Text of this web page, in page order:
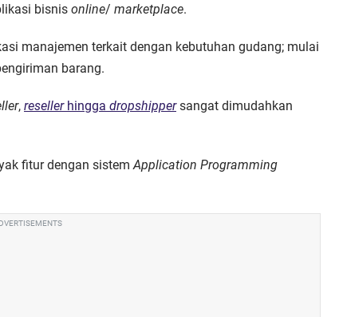
bisnis online/ marketplace.
manajemen terkait dengan kebutuhan gudang; mulai
barang.
, resellerhingga dropshippersangat dimudahkan
fitur dengan sistemApplication Programming